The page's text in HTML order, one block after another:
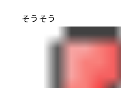
そうそう